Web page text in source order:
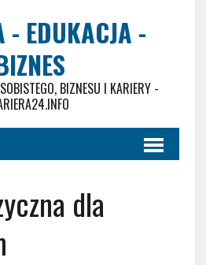
- EDUKACJA -
BIZNESU I KARIERY -
dla